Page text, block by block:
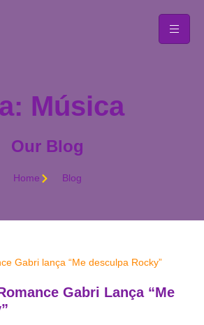
Música
Our Blog
Home Blog
Gabri Lança “Me